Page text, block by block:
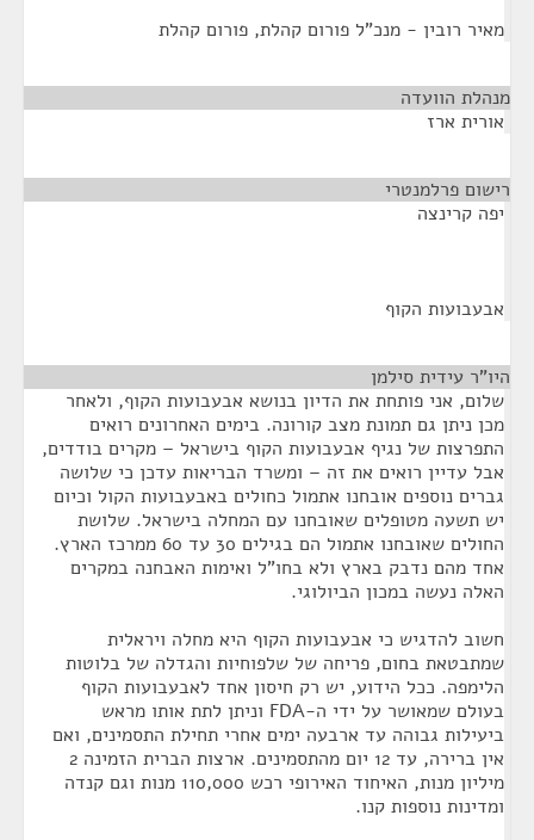
מאיר רובין - מנכ"ל פורום קהלת, פורום קהלת
מנהלת הוועדה
אורית ארז
רישום פרלמנטרי
יפה קרינצה
אבעבועות הקוף
היו"ר עידית סילמן
שלום, אני פותחת את הדיון בנושא אבעבועות הקוף, ולאחר
מכן ניתן גם תמונת מצב קורונה. בימים האחרונים רואים
התפרצות של נגיף אבעבועות הקוף בישראל – מקרים בודדים,
אבל עדיין רואים את זה – ומשרד הבריאות עדכן כי שלושה
גברים נוספים אובחנו אתמול כחולים באבעבועות הקול וכיום
יש תשעה מטופלים שאובחנו עם המחלה בישראל. שלושת
החולים שאובחנו אתמול הם בגילים 30 עד 60 ממרכז הארץ.
אחד מהם נדבק בארץ ולא בחו"ל ואימות האבחנה במקרים
האלה נעשה במכון הביולוגי.
חשוב להדגיש כי אבעבועות הקוף היא מחלה ויראלית
שמתבטאת בחום, פריחה של שלפוחיות והגדלה של בלוטות
הלימפה. ככל הידוע, יש רק חיסון אחד לאבעבועות הקוף
בעולם שמאושר על ידי ה-FDA וניתן לתת אותו מראש
ביעילות גבוהה עד ארבעה ימים אחרי תחילת התסמינים, ואם
אין ברירה, עד 12 יום מהתסמינים. ארצות הברית הזמינה 2
מיליון מנות, האיחוד האירופי רכש 110,000 מנות וגם קנדה
ומדינות נוספות קנו.